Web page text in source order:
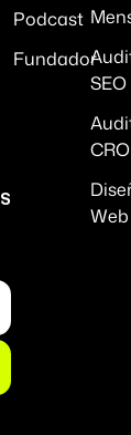
Podcast
Fundador
SEO
CRO
Web